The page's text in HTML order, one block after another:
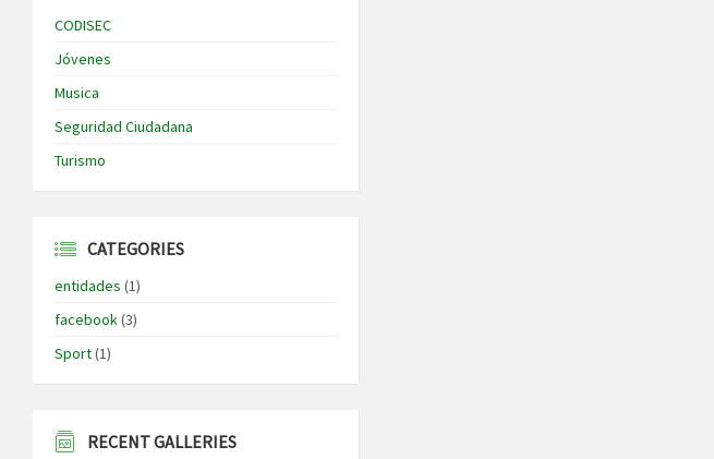
CODISEC
Jóvenes
Musica
Seguridad Ciudadana
Turismo
CATEGORIES
entidades (1)
facebook(3)
Sport(1)
RECENT GALLERIES